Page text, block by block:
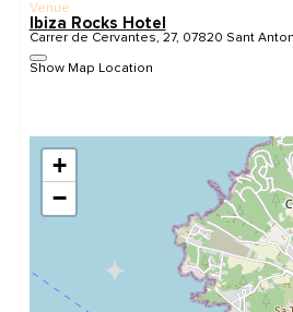
Venue
Ibiza Rocks Hotel
Carrer de Cervantes, 27, 07820 Sant
Show Map Location
+
−